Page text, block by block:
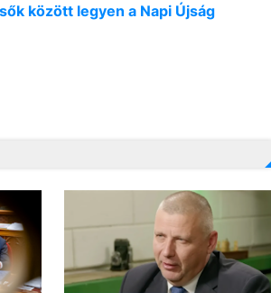
között legyen a Napi Újság